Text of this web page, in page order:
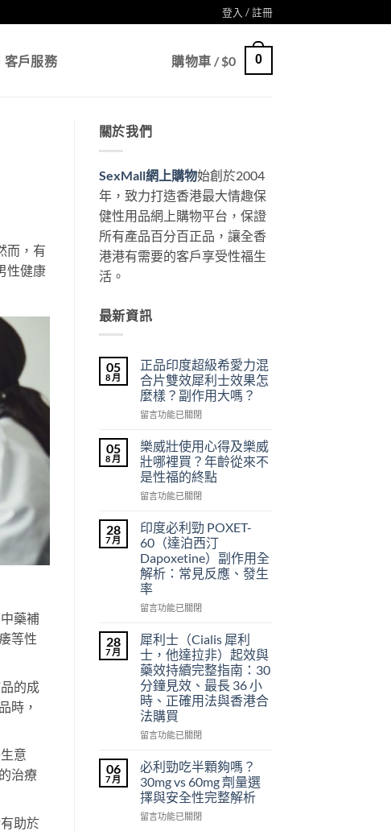
登入 / 註冊
客戶服務 購物車 /$0 0
而，有
性健康
藥補
等性
的成
時，
意
治療
助於
關於我們
SexMall網上購物始創於2004
年，致力打造香港最大情趣保
健性用品網上購物平台，保證
所有產品百分百正品，讓全香
港港有需要的客戶享受性福生
活。
最新資訊
05
8 月
正品印度超級希愛力混
合片雙效犀利士效果怎
麼樣？副作用大嗎？
在
品
印
度
超
級
愛
力
混
合
片
雙
效
利
士
效
果
怎
麼
樣？
副
作
大
嗎？〉
中
留言功能已關閉
05
8 月
樂威壯使用心得及樂威
壯哪裡買？年齡從來不
是性福的終點
在
威
壯
使
用
心
得
及
威
壯
哪
裡
買？
年
齡
來
是
性
福
的
終
留言功能已關閉
28
7 月
印度必利勁 POXET-
60（達泊西汀
Dapoxetine）副作用全
解析：常見反應、發生
率
在
度
必
利
勁
POXET-
60（達
泊
西
副
作
用
全
留言功能已關閉
28
7 月
犀利士（Cialis 犀利
士，他達拉非）起效與
藥效持續完整指南：30
分鐘見效、最長 36 小
時、正確用法與香港合
法購買
在
利
士
（Cialis
犀
利
留言功能已關閉
06
7 月
必利勁吃半顆夠嗎？
30mg vs 60mg 劑量選
擇與安全性完整解析
在
留言功能已關閉